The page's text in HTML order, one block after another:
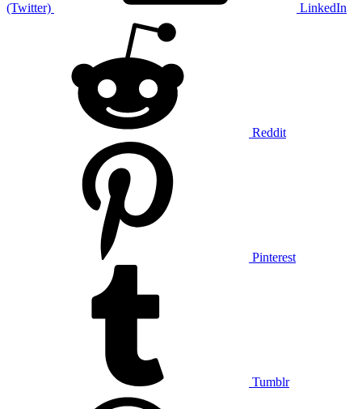
(Twitter) LinkedIn
Reddit
Pinterest
Tumblr